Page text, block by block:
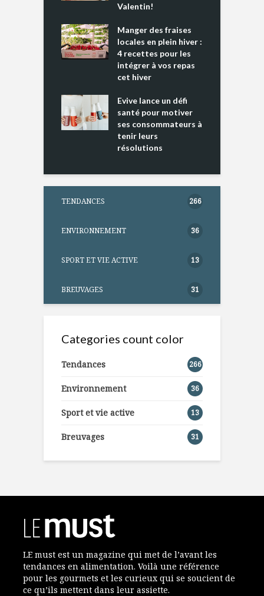
Valentin!
Manger des fraises
locales en plein hiver :
4 recettes pour les
intégrer à vos repas
cet hiver
Evive lance un défi
santé pour motiver
ses consommateurs à
tenir leurs
résolutions
TENDANCES 266
ENVIRONNEMENT 36
SPORT ET VIE ACTIVE 13
BREUVAGES 31
Categories count color
Tendances 266
Environnement 36
Sport et vie active 13
Breuvages 31
LE must est un magazine qui met de l’avant les
tendances en alimentation. Voilà une référence
pour les gourmets et les curieux qui se soucient de
ce qu’ils mettent dans leur assiette.